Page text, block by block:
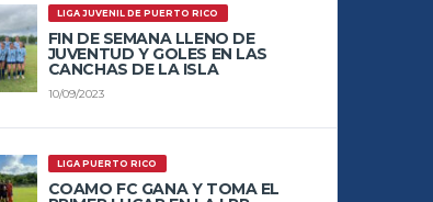
LIGA JUVENIL DE PUERTO RICO
FIN DE SEMANA LLENO DE
JUVENTUD Y GOLES EN LAS
CANCHAS DE LA ISLA
10/09/2023
LIGA PUERTO RICO
COAMO FC GANA Y TOMA EL